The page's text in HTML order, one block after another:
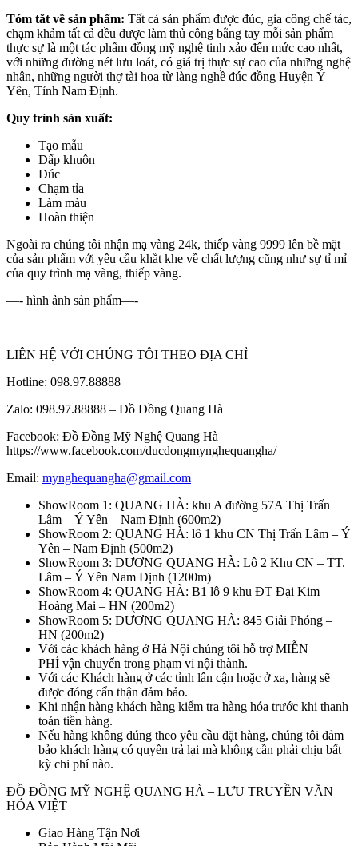
Tóm tắt về sản phẩm: Tất cả sản phẩm được đúc, gia công chế tác,
chạm khảm tất cả đều được làm thủ công bằng tay mỗi sản phẩm
thực sự là một tác phẩm đồng mỹ nghệ tinh xảo đến mức cao nhất,
với những đường nét lưu loát, có giá trị thực sự cao của những nghệ
nhân, những người thợ tài hoa từ làng nghề đúc đồng Huyện Ý
Yên, Tỉnh Nam Định.
Quy trình sản xuất:
Tạo mẫu
Dấp khuôn
Đúc
Chạm tỉa
Làm màu
Hoàn thiện
Ngoài ra chúng tôi nhận mạ vàng 24k, thiếp vàng 9999 lên bề mặt
của sản phẩm với yêu cầu khắt khe về chất lượng cũng như sự tỉ mỉ
của quy trình mạ vàng, thiếp vàng.
—- hình ảnh sản phẩm—-
LIÊN HỆ VỚI CHÚNG TÔI THEO ĐỊA CHỈ
Hotline: 098.97.88888
Zalo: 098.97.88888 – Đồ Đồng Quang Hà
Facebook: Đồ Đồng Mỹ Nghệ Quang Hà
https://www.facebook.com/ducdongmynghequangha/
Email: mynghequangha@gmail.com
ShowRoom 1: QUANG HÀ: khu A đường 57A Thị Trấn
Lâm – Ý Yên – Nam Định (600m2)
ShowRoom 2: QUANG HÀ: lô 1 khu CN Thị Trấn Lâm – Ý
Yên – Nam Định (500m2)
ShowRoom 3: DƯƠNG QUANG HÀ: Lô 2 Khu CN – TT.
Lâm – Ý Yên Nam Định (1200m)
ShowRoom 4: QUANG HÀ: B1 lô 9 khu ĐT Đại Kim –
Hoàng Mai – HN (200m2)
ShowRoom 5: DƯƠNG QUANG HÀ: 845 Giải Phóng –
HN (200m2)
Với các khách hàng ở Hà Nội chúng tôi hỗ trợ MIỄN
PHÍ vận chuyển trong phạm vi nội thành.
Với các Khách hàng ở các tỉnh lân cận hoặc ở xa, hàng sẽ
được đóng cẩn thận đảm bảo.
Khi nhận hàng khách hàng kiểm tra hàng hóa trước khi thanh
toán tiền hàng.
Nếu hàng không đúng theo yêu cầu đặt hàng, chúng tôi đảm
bảo khách hàng có quyền trả lại mà không cần phải chịu bất
kỳ chi phí nào.
ĐỒ ĐỒNG MỸ NGHỆ QUANG HÀ – LƯU TRUYỀN VĂN
HÓA VIỆT
Giao Hàng Tận Nơi